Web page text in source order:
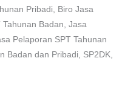
Pribadi, Biro Jasa
Tahunan Badan, Jasa
Pelaporan SPT Tahunan
Badan dan Pribadi, SP2DK,